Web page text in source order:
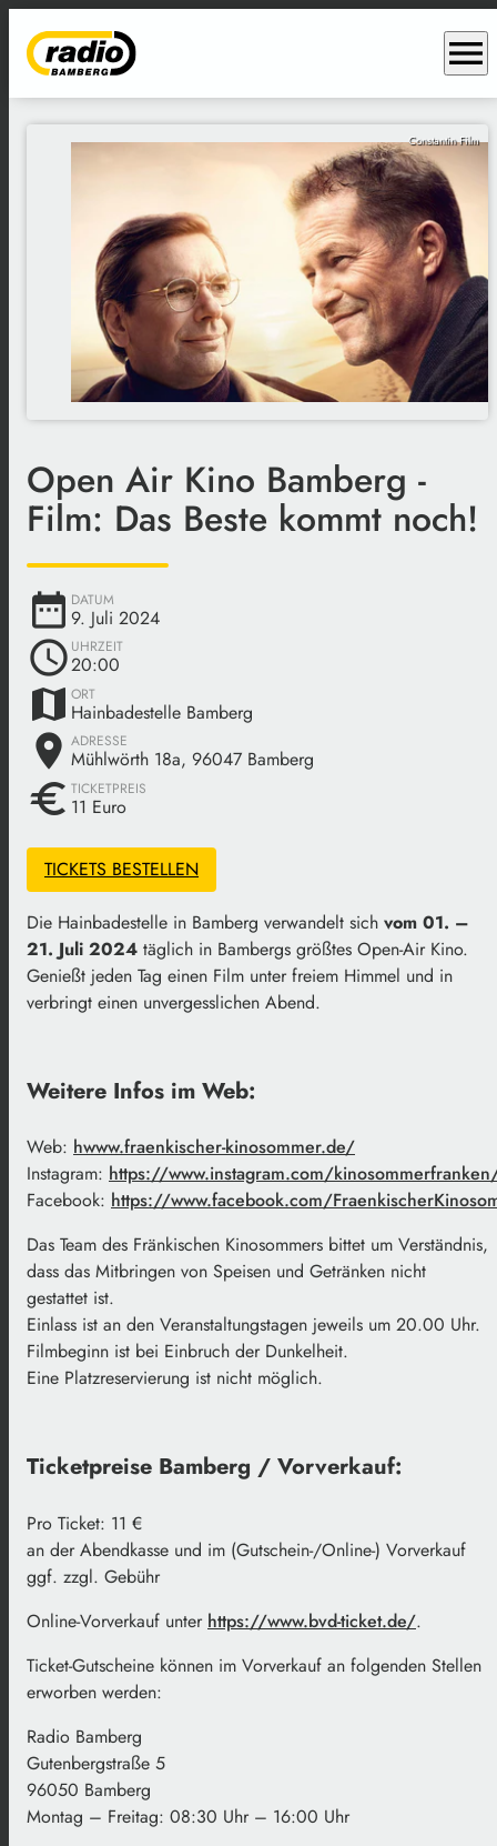
menu
Constantin Film
Open Air Kino Bamberg -
Film: Das Beste kommt noch!
date_range DATUM
9. Juli 2024
schedule UHRZEIT
20:00
map ORT
Hainbadestelle Bamberg
place ADRESSE
Mühlwörth 18a, 96047 Bamberg
euro TICKETPREIS
11 Euro
TICKETS BESTELLEN
Die Hainbadestelle in Bamberg verwandelt sich vom 01. –
21. Juli 2024 täglich in Bambergs größtes Open-Air Kino.
Genießt jeden Tag einen Film unter freiem Himmel und in
verbringt einen unvergesslichen Abend.
Weitere Infos im Web:
Web: hwww.fraenkischer-kinosommer.de/
Instagram: https://www.instagram.com/
Facebook: https://www.facebook.com/
Das Team des Fränkischen Kinosommers bittet um Verständnis,
dass das Mitbringen von Speisen und Getränken nicht
gestattet ist.
Einlass ist an den Veranstaltungstagen jeweils um 20.00 Uhr.
Filmbeginn ist bei Einbruch der Dunkelheit.
Eine Platzreservierung ist nicht möglich.
Ticketpreise Bamberg / Vorverkauf:
Pro Ticket: 11 €
an der Abendkasse und im (Gutschein-/Online-) Vorverkauf
ggf. zzgl. Gebühr
Online-Vorverkauf unter https://www.bvd-ticket.de/.
Ticket-Gutscheine können im Vorverkauf an folgenden Stellen
erworben werden:
Radio Bamberg
Gutenbergstraße 5
96050 Bamberg
Montag – Freitag: 08:30 Uhr – 16:00 Uhr